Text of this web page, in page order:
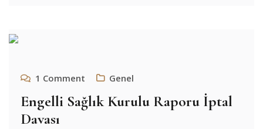
1 Comment Genel
Engelli Sağlık Kurulu Raporu İptal
Davası